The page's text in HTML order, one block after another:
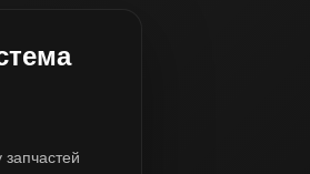
запчастей